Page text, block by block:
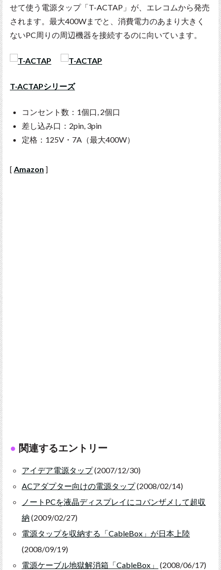
せて使う電源タップ「T-ACTAP」が、エレコムから発売
されます。最大400Wまでと、消費電力のあまり大きく
ないPC周りの周辺機器を接続するのに向いています。
T-ACTAPシリーズ
コンセント数：1個口, 2個口
差し込み口：2pin, 3pin
定格：125V・7A（最大400W）
[ Amazon ]
関連するエントリー
アイデア電源タップ(2007/12/30)
ACアダプター向けの電源タップ(2008/02/14)
ノートPCを液晶ディスプレイにコバンザメして超収
納 (2009/02/27)
電源タップを収納する「CableBox」が日本上陸
(2008/09/19)
電源ケーブル地獄解消箱「CableBox」
(2008/06/17)